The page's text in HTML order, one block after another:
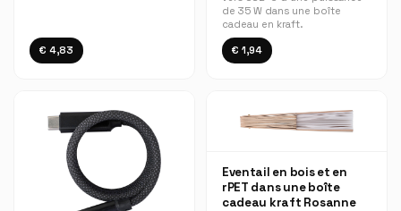
€ 4,83
de 35 W dans une boîte
cadeau en kraft.
€ 1,94
Eventail en bois et en
rPET dans une boîte
cadeau kraft Rosanne